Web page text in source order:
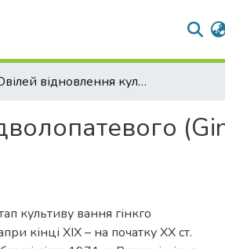
Ювілей відновлення культури гінкго дволопатевого (Ginkgo biloba L.) на Полтавщині
культиву вання гінкго
кінці ХІХ – на початку ХХ ст.